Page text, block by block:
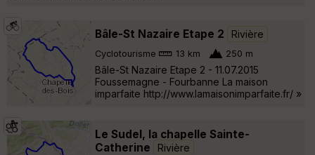
Bâle-St Nazaire Etape 2 Rivière
Cyclotourisme 13 km 250 m
Bâle-St Nazaire Etape 2 - 11.07.2015
Foussemagne - Fourbanne La maison
imparfaite http://www.lamaisonimparfaite.fr/ »
Le Sudel, la chapelle Sainte-
Catherine
Rivière